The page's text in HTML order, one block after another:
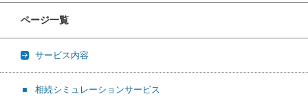
ページ一覧
サービス内容
相続シミュレーションサービス